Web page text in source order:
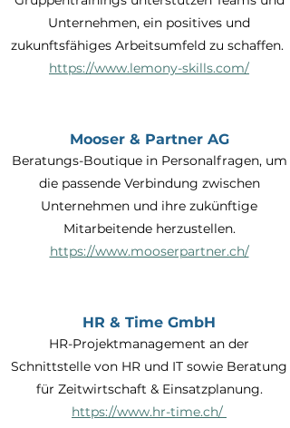
Unternehmen, ein positives und
zukunftsfähiges Arbeitsumfeld zu schaffen.
https://www.lemony-skills.com/
Mooser & Partner AG
Beratungs-Boutique in Personalfragen, um
die passende Verbindung zwischen
Unternehmen und ihre zukünftige
Mitarbeitende herzustellen.
https://www.mooserpartner.ch/
HR & Time GmbH
HR-Projektmanagement an der
Schnittstelle von HR und IT sowie Beratung
für Zeitwirtschaft & Einsatzplanung.
https://www.hr-time.ch/